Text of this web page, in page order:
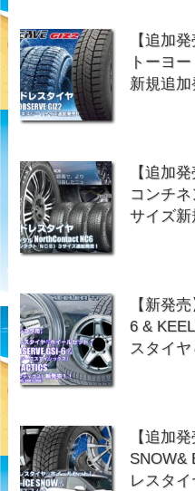
【追加
トーヨ
新規追加
【追加
コンチ
サイズ新
【新発
6 &
スタイ
【追加
SNOW&
レスタ